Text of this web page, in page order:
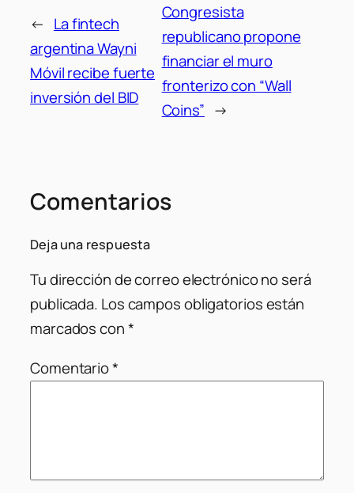
← La fintech
argentina Wayni
Móvil recibe fuerte
inversión del BID
Congresista
republicano propone
financiar el muro
fronterizo con “Wall
Coins” →
Comentarios
Deja una respuesta
Tu dirección de correo electrónico no será
publicada. Los campos obligatorios están
marcados con*
Comentario*